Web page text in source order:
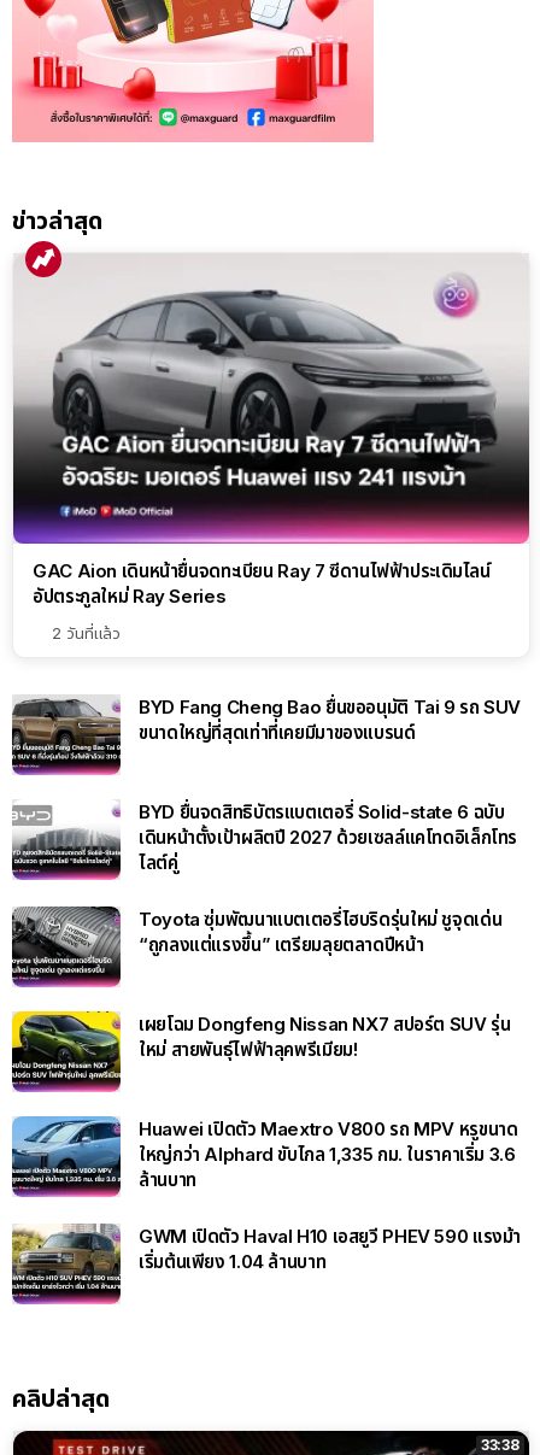
ข่าวล่าสุด
GAC Aion เดินหน้ายื่นจดทะเบียน Ray 7 ซีดานไฟฟ้าประเดิมไลน์
อัปตระกูลใหม่ Ray Series
2 วันที่แล้ว
BYD Fang Cheng Bao ยื่นขออนุมัติ Tai 9 รถ SUV
ขนาดใหญ่ที่สุดเท่าที่เคยมีมาของแบรนด์
BYD ยื่นจดสิทธิบัตรแบตเตอรี่ Solid-state 6 ฉบับ
เดินหน้าตั้งเป้าผลิตปี 2027 ด้วยเซลล์แคโทดอิเล็กโทร
ไลต์คู่
Toyota ซุ่มพัฒนาแบตเตอรี่ไฮบริดรุ่นใหม่ ชูจุดเด่น
“ถูกลงแต่แรงขึ้น” เตรียมลุยตลาดปีหน้า
เผยโฉม Dongfeng Nissan NX7 สปอร์ต SUV รุ่น
ใหม่ สายพันธุ์ไฟฟ้าลุคพรีเมียม!
Huawei เปิดตัว Maextro V800 รถ MPV หรูขนาด
ใหญ่กว่า Alphard ขับไกล 1,335 กม. ในราคาเริ่ม 3.6
ล้านบาท
GWM เปิดตัว Haval H10 เอสยูวี PHEV 590 แรงม้า
เริ่มต้นเพียง 1.04 ล้านบาท
คลิปล่าสุด
33:38